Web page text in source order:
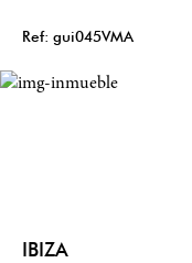
Ref: gui045VMA
IBIZA